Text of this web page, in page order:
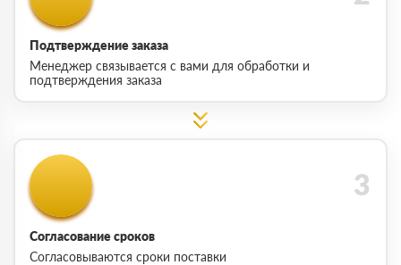
Подтверждение заказа
Менеджер связывается с вами для обработки и
подтверждения заказа
Согласование сроков
Согласовываются сроки поставки